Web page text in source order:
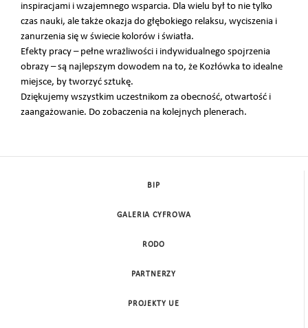
inspiracjami i wzajemnego wsparcia. Dla wielu był to nie tylko
czas nauki, ale także okazja do głębokiego relaksu, wyciszenia i
zanurzenia się w świecie kolorów i światła.
Efekty pracy – pełne wrażliwości i indywidualnego spojrzenia
obrazy – są najlepszym dowodem na to, że Kozłówka to idealne
miejsce, by tworzyć sztukę.
Dziękujemy wszystkim uczestnikom za obecność, otwartość i
zaangażowanie. Do zobaczenia na kolejnych plenerach.
BIP
GALERIA CYFROWA
RODO
PARTNERZY
PROJEKTY UE